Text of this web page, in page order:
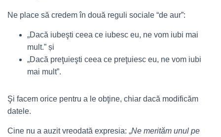
Ne place să credem în două reguli sociale “de aur”:
„Dacă iubeşti ceea ce iubesc eu, ne vom iubi mai
mult.” și
„Dacă preţuieşti ceea ce preţuiesc eu, ne vom iubi
mai mult”.
Şi facem orice pentru a le obţine, chiar dacă modificăm
datele.
Cine nu a auzit vreodată expresia: „Ne merităm unul pe